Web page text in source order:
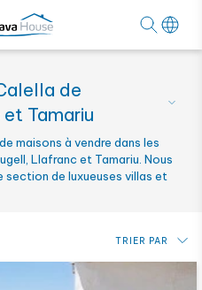
de
Tamariu
maisons à vendre dans les
Llafranc et Tamariu. Nous
de luxueuses villas et
TRIER PAR
du plus bas au plus haut